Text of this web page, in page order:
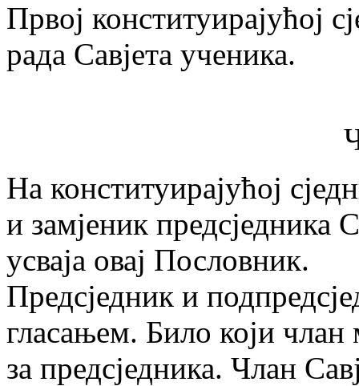
Првој конституирајућој
рада Савјета ученика.
На конституирајућој
и замјеник предсједника
усваја овај Пословник.
Предсједник и
гласањем. Било који
за предсједника. Члан